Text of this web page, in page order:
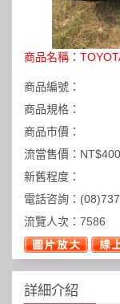
商品名稱：
商品編號：
商品規格：
商品市價：
流當售價：
新舊程度：
電話咨詢：
流覽人次： 7586
詳細介紹